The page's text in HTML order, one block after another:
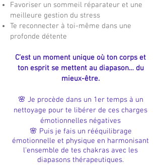
Favoriser un sommeil réparateur et une
meilleure gestion du stress
Te reconnecter à toi-même dans une
profonde détente
C’est un moment unique où ton corps et
ton esprit se mettent au diapason… du
mieux-être.
🌸 Je procède dans un 1er temps à un
nettoyage pour te libérer de ces charges
émotionnelles négatives
🌸 Puis je fais un rééquilibrage
émotionnelle et physique en harmonisant
l'ensemble de tes chakras avec les
diapasons thérapeutiques.